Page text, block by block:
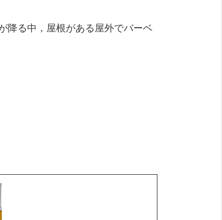
降る中，屋根がある屋外でバーベ